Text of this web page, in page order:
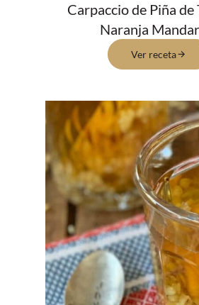
Carpaccio de Piña de
Naranja
Ver receta